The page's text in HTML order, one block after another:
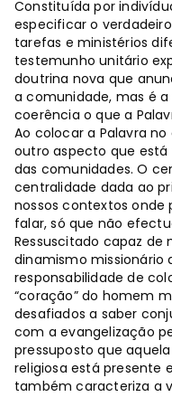
Constituída por
especificar o
tarefas e ministérios
testemunho unitário
doutrina nova que
a comunidade, mas é
coerência o que a
Ao colocar a Palavra
outro aspecto que
das comunidades. O
centralidade dada ao
nossos contextos onde
falar, só que não
Ressuscitado capaz de
dinamismo missionário
responsabilidade de
“coração” do homem
desafiados a saber
com a evangelização
pressuposto que
religiosa está presente
também caracteriza a